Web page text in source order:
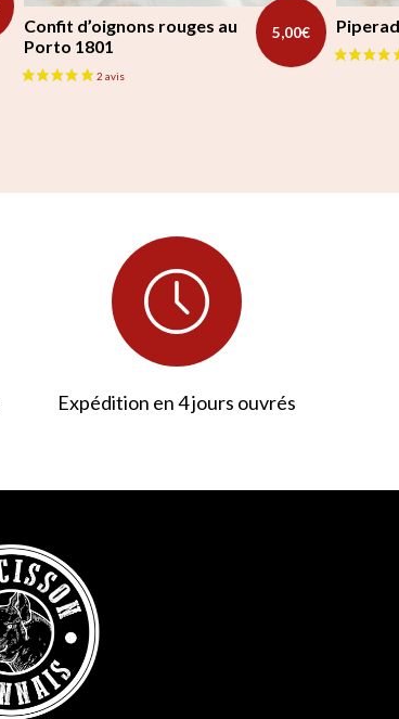
Confit d’oignons rouges au
Porto 1801
5,00€
Expédition en 4 jours ouvrés